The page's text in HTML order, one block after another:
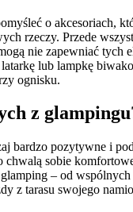
o akcesoriach,
rzeczy. Przede
nie zapewniać
lub lampkę
ognisku.
z
bardzo pozytywne i
sobie
– od
z tarasu swojego